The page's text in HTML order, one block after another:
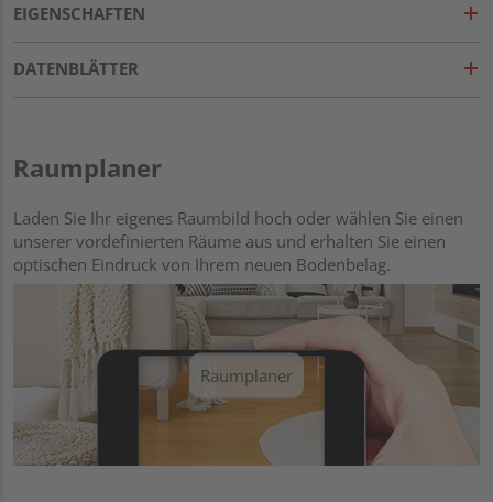
EIGENSCHAFTEN
DATENBLÄTTER
Raumplaner
Laden Sie Ihr eigenes Raumbild hoch oder wählen Sie einen
unserer vordefinierten Räume aus und erhalten Sie einen
optischen Eindruck von Ihrem neuen Bodenbelag.
Raumplaner